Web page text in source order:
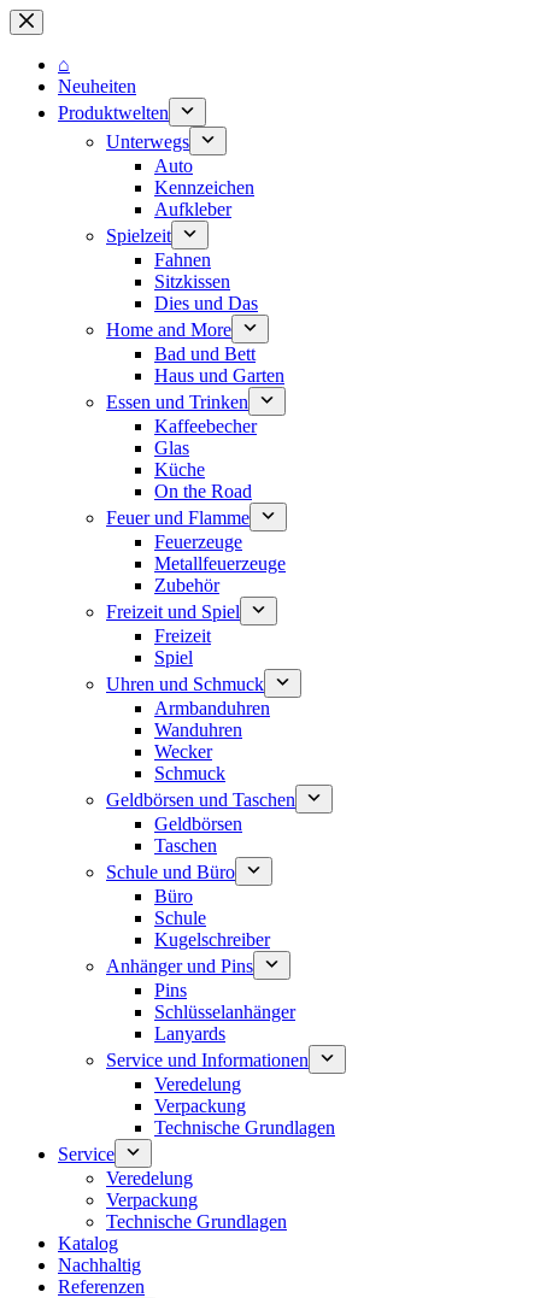
Zum
Inhalt
springen
⌂
Neuheiten
Produktwelten
Unterwegs
Auto
Kennzeichen
Aufkleber
Spielzeit
Fahnen
Sitzkissen
Dies und Das
Home and More
Bad und Bett
Haus und Garten
Essen und Trinken
Kaffeebecher
Glas
Küche
On the Road
Feuer und Flamme
Feuerzeuge
Metallfeuerzeuge
Zubehör
Freizeit und Spiel
Freizeit
Spiel
Uhren und Schmuck
Armbanduhren
Wanduhren
Wecker
Schmuck
Geldbörsen und Taschen
Geldbörsen
Taschen
Schule und Büro
Büro
Schule
Kugelschreiber
Anhänger und Pins
Pins
Schlüsselanhänger
Lanyards
Service und Informationen
Veredelung
Verpackung
Technische Grundlagen
Service
Veredelung
Verpackung
Technische Grundlagen
Katalog
Nachhaltig
Referenzen